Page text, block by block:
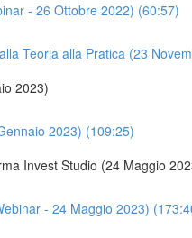
- 26 Ottobre 2022) (60:57)
Teoria alla Pratica (23
2023)
2023) (109:25)
Invest Studio (24 Maggio
- 24 Maggio 2023)